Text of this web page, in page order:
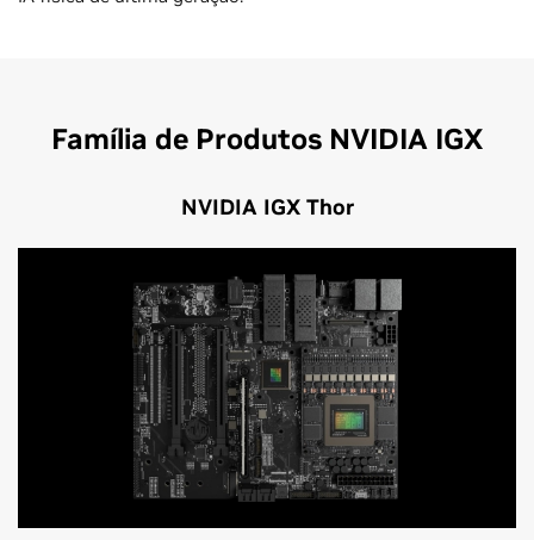
Família de Produtos NVIDIA IGX
NVIDIA IGX Thor